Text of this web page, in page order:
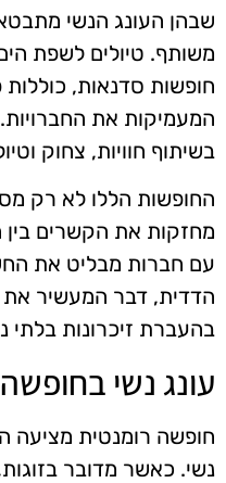
שבהן העונג הנשי
משותף. טיולים לשפת
חופשות סדנאות, כוללות
המעמיקות את
בשיתוף חוויות, צחוק
החופשות הללו לא רק
מחזקות את הקשרים בין
עם חברות מבליט את
הדדית, דבר המעשיר את
בהעברת זיכרונות בלתי
עונג נשי
חופשה רומנטית מציעה
נשי. כאשר מדובר